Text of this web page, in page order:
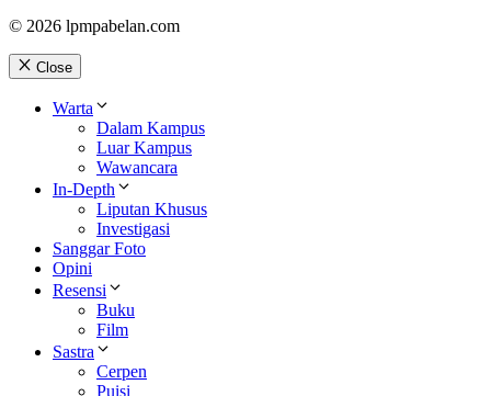
© 2026 lpmpabelan.com
Close
Warta
Dalam Kampus
Luar Kampus
Wawancara
In-Depth
Liputan Khusus
Investigasi
Sanggar Foto
Opini
Resensi
Buku
Film
Sastra
Cerpen
Puisi